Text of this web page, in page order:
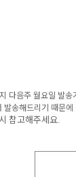
다음주 월요일 발
발송해드리기 때문
참고해주세요.